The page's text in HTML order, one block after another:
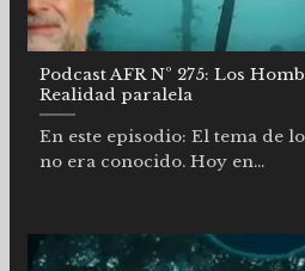
Podcast AFR Nº 275: Los
Realidad paralela
En este episodio: El tema de
no era conocido. Hoy en...